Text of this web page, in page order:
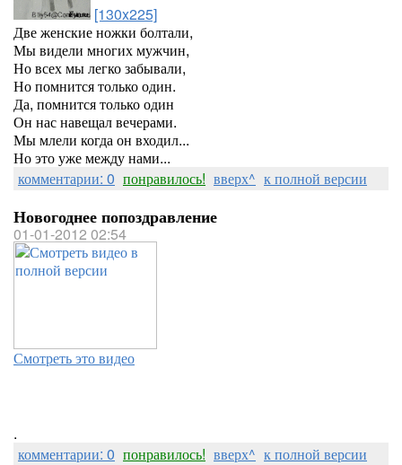
[130x225]
Две женские ножки болтали,
Мы видели многих мужчин,
Но всех мы легко забывали,
Но помнится только один.
Да, помнится только один
Он нас навещал вечерами.
Мы млели когда он входил...
Но это уже между нами...
комментарии: 0 понравилось! вверх^ к полной версии
Новогоднее попоздравление
01-01-2012 02:54
Смотреть это видео
.
комментарии: 0 понравилось! вверх^ к полной версии